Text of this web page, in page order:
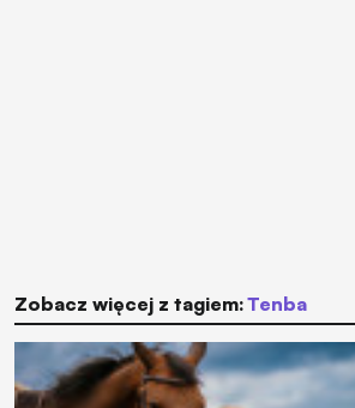
Zobacz więcej z tagiem: Tenba